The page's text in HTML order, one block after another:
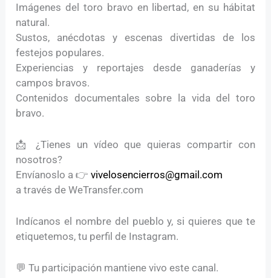
Imágenes del toro bravo en libertad, en su hábitat
natural.
Sustos, anécdotas y escenas divertidas de los
festejos populares.
Experiencias y reportajes desde ganaderías y
campos bravos.
Contenidos documentales sobre la vida del toro
bravo.
📩 ¿Tienes un vídeo que quieras compartir con
nosotros?
Envíanoslo a 👉vivelosencierros@gmail.com
a través de WeTransfer.com
Indícanos el nombre del pueblo y, si quieres que te
etiquetemos, tu perfil de Instagram.
💬 Tu participación mantiene vivo este canal.